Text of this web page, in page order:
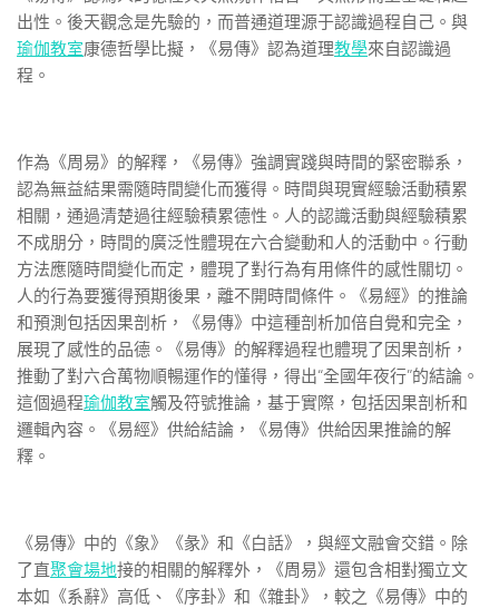
出性。後天觀念是先驗的，而普通道理源于認識過程自己。與
瑜伽教室康德哲學比擬，《易傳》認為道理教學來自認識過
程。
作為《周易》的解釋，《易傳》強調實踐與時間的緊密聯系，
認為無益結果需隨時間變化而獲得。時間與現實經驗活動積累
相關，通過清楚過往經驗積累德性。人的認識活動與經驗積累
不成朋分，時間的廣泛性體現在六合變動和人的活動中。行動
方法應隨時間變化而定，體現了對行為有用條件的感性關切。
人的行為要獲得預期後果，離不開時間條件。《易經》的推論
和預測包括因果剖析，《易傳》中這種剖析加倍自覺和完全，
展現了感性的品德。《易傳》的解釋過程也體現了因果剖析，
推動了對六合萬物順暢運作的懂得，得出“全國年夜行”的結論。
這個過程瑜伽教室觸及符號推論，基于實際，包括因果剖析和
邏輯內容。《易經》供給結論，《易傳》供給因果推論的解
釋。
《易傳》中的《象》《彖》和《白話》，與經文融會交錯。除
了直聚會場地接的相關的解釋外，《周易》還包含相對獨立文
本如《系辭》高低、《序卦》和《雜卦》，較之《易傳》中的